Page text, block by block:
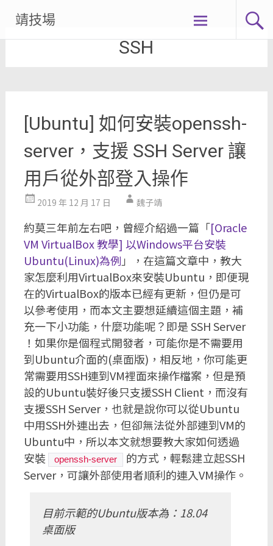
content
靖技場
SSH
[Ubuntu] 如何安裝openssh-
server，支援 SSH Server 讓
用戶從外部登入操作
2019 年 12 月 17 日 魏子靖
約莫三年前左右吧，曾經介紹過一篇「[Oracle
VM VirtualBox 教學] 以Windows平台安裝
Ubuntu(Linux)為例 」，在這篇文章中，教大
家怎麼利用VirtualBox來安裝Ubuntu，即便現
在的VirtualBox的版本已經有更新，但仍是可
以參考使用，而本文主要想延續這個主題，補
充一下小功能，什麼功能呢？即是 SSH Server
！如果你是個程式開發者，可能你是不需要用
到Ubuntu介面的(桌面版)，相反地，你可能更
常需要用SSH連到VM裡面來操作檔案，但是預
設的Ubuntu裝好後只支援SSH Client，而沒有
支援SSH Server，也就是說你可以從Ubuntu
中用SSH外連出去，但卻無法從外部連到VM的
Ubuntu中，所以本文就想要教大家如何透過
安裝
openssh-server
的方式，輕鬆建立起SSH
Server，可讓外部使用者順利的連入VM操作。
目前示範的Ubuntu版本為：18.04
桌面版